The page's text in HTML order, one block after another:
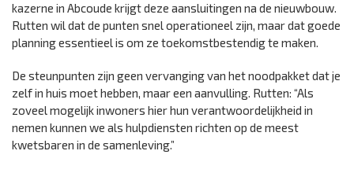
kazerne in Abcoude krijgt deze aansluitingen na de nieuwbouw.
Rutten wil dat de punten snel operationeel zijn, maar dat goede
planning essentieel is om ze toekomstbestendig te maken.
De steunpunten zijn geen vervanging van het noodpakket dat je
zelf in huis moet hebben, maar een aanvulling. Rutten: “Als
zoveel mogelijk inwoners hier hun verantwoordelijkheid in
nemen kunnen we als hulpdiensten richten op de meest
kwetsbaren in de samenleving.”